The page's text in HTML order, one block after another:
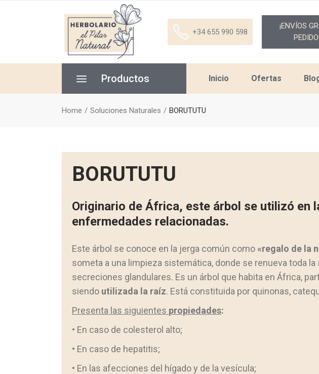
+34 655 990 598
¡ENVÍOS
Productos Inicio Ofertas
Home Soluciones Naturales BORUTUTU
BORUTUTU
Originario de África, este árbol se utilizó en
enfermedades relacionadas.
Este árbol se conoce en la jerga común como «regalo de la
someta a una limpieza sistemática, donde se renueva toda
secreciones glandulares. Es un árbol que habita en África,
siendo utilizada la raíz. Está constituida por quinonas,
Presenta las siguientes propiedades:
• En caso de colesterol alto;
• En caso de hepatitis;
• En las afecciones del hígado y de la vesícula;